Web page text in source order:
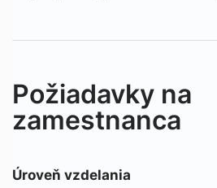
Požiadavky na
zamestnanca
Úroveň vzdelania